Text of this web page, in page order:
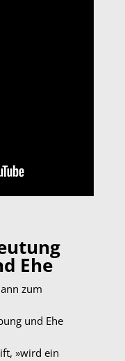
Ehe
zum
und Ehe
»wird ein